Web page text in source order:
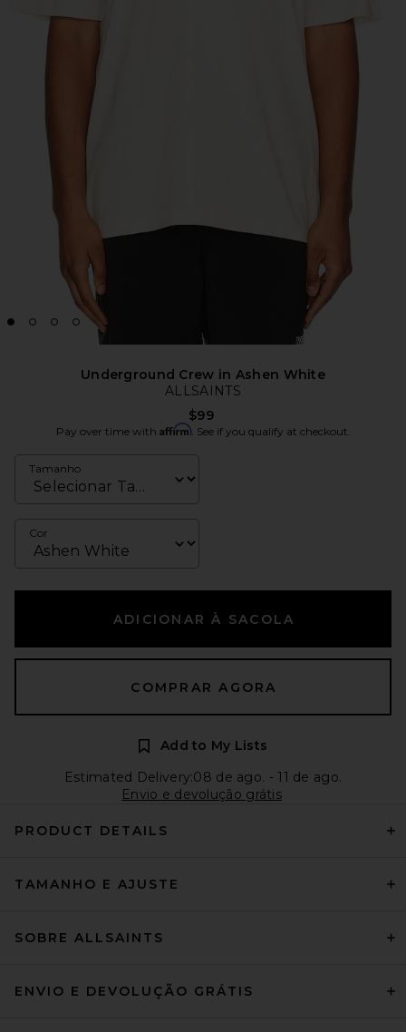
Underground Crew in Ashen White
ALLSAINTS
$99
Pay over time with Affirm. See if you qualify at checkout.
Tamanho
Cor
ADICIONAR À SACOLA
COMPRAR AGORA
Add to My Lists
Estimated Delivery:08 de ago. - 11 de ago.
Envio e devolução grátis
PRODUCT DETAILS
TAMANHO E AJUSTE
SOBRE ALLSAINTS
ENVIO E DEVOLUÇÃO GRÁTIS